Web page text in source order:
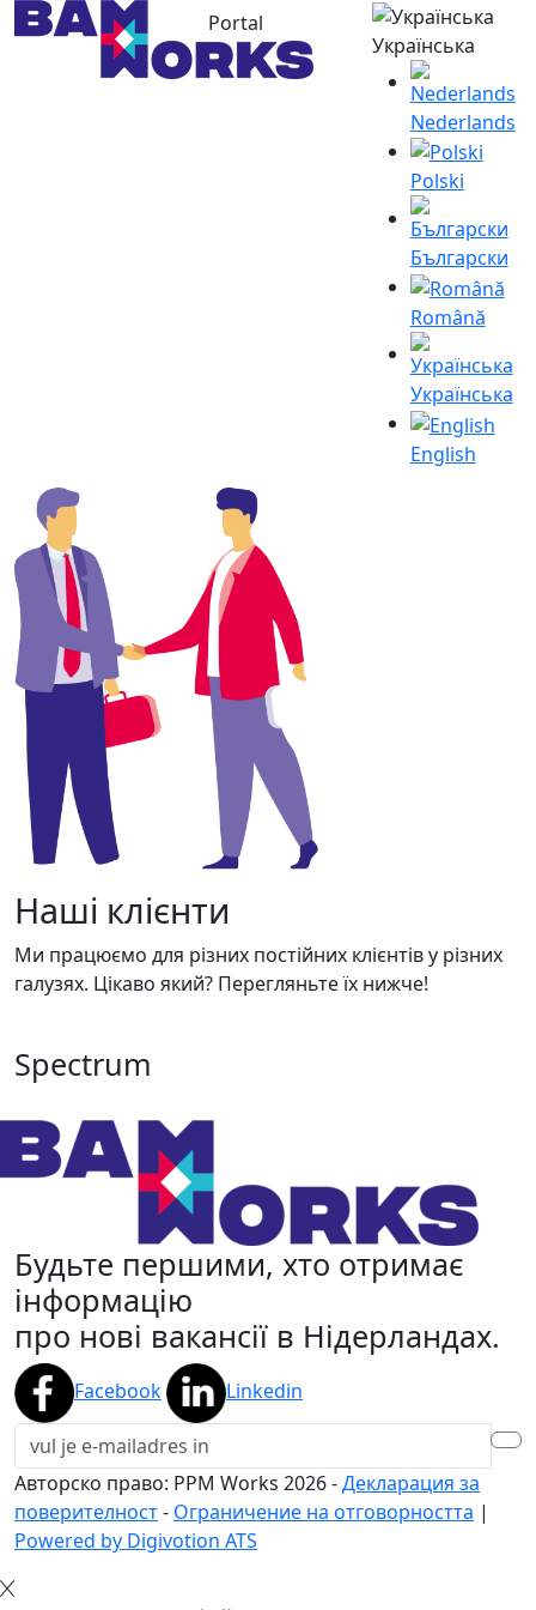
Portal
Українська
Nederlands
Polski
Български
Română
Українська
English
Наші клієнти
Ми працюємо для різних постійних клієнтів у різних
галузях. Цікаво який? Перегляньте їх нижче!
Spectrum
Будьте першими, хто отримає
інформацію
про нові вакансії в Нідерландах.
Facebook Linkedin
Авторско право: PPM Works 2026-Декларация за
поверителност- Ограничение на отговорността |
Powered by Digivotion ATS